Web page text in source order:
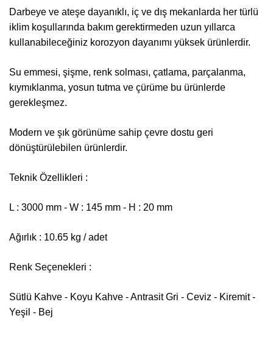
Darbeye ve ateşe dayanıklı, iç ve dış mekanlarda her türlü
iklim koşullarında bakım gerektirmeden uzun yıllarca
kullanabileceğiniz korozyon dayanımı yüksek ürünlerdir.
Su emmesi, şişme, renk solması, çatlama, parçalanma,
kıymıklanma, yosun tutma ve çürüme bu ürünlerde
gerekleşmez.
Modern ve şık görünüme sahip çevre dostu geri
dönüştürülebilen ürünlerdir.
Teknik Özellikleri :
L : 3000 mm - W : 145 mm - H : 20 mm
Ağırlık : 10.65 kg / adet
Renk Seçenekleri :
Sütlü Kahve - Koyu Kahve - Antrasit Gri - Ceviz - Kiremit -
Yeşil - Bej